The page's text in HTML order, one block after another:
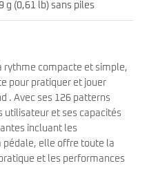
g (0,61 lb) sans piles
rythme compacte et simple,
pour pratiquer et jouer
. Avec ses 126 patterns
utilisateur et ses capacités
incluant les
pédale, elle offre toute la
et les performances